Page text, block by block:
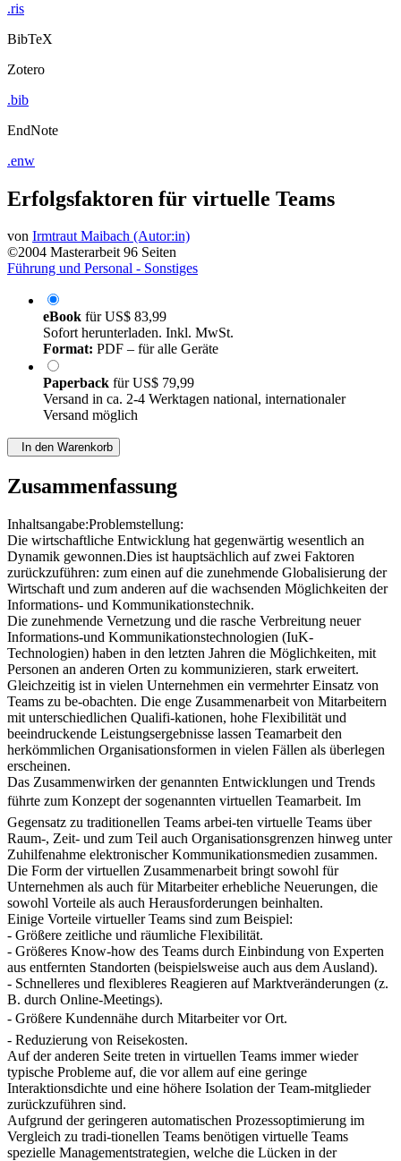
.ris
BibTeX
Zotero
.bib
EndNote
.enw
Erfolgsfaktoren für virtuelle Teams
von Irmtraut Maibach (Autor:in)
©2004 Masterarbeit 96 Seiten
Führung und Personal - Sonstiges
eBook fürUS$ 83,99
Sofort herunterladen. Inkl. MwSt.
Format: PDF – für alle Geräte
Paperback fürUS$ 79,99
Versand in ca. 2-4 Werktagen national, internationaler
Versand möglich
In den Warenkorb
Zusammenfassung
Inhaltsangabe:Problemstellung:
Die wirtschaftliche Entwicklung hat gegenwärtig wesentlich an
Dynamik gewonnen.Dies ist hauptsächlich auf zwei Faktoren
zurückzuführen: zum einen auf die zunehmende Globalisierung der
Wirtschaft und zum anderen auf die wachsenden Möglichkeiten der
Informations- und Kommunikationstechnik.
Die zunehmende Vernetzung und die rasche Verbreitung neuer
Informations-und Kommunikationstechnologien (IuK-
Technologien) haben in den letzten Jahren die Möglichkeiten, mit
Personen an anderen Orten zu kommunizieren, stark erweitert.
Gleichzeitig ist in vielen Unternehmen ein vermehrter Einsatz von
Teams zu be-obachten. Die enge Zusammenarbeit von Mitarbeitern
mit unterschiedlichen Qualifi-kationen, hohe Flexibilität und
beeindruckende Leistungsergebnisse lassen Teamarbeit den
herkömmlichen Organisationsformen in vielen Fällen als überlegen
erscheinen.
Das Zusammenwirken der genannten Entwicklungen und Trends
führte zum Konzept der sogenannten virtuellen Teamarbeit. Im
Gegensatz zu traditionellen Teams arbei-ten virtuelle Teams über
Raum-, Zeit- und zum Teil auch Organisationsgrenzen hinweg unter
Zuhilfenahme elektronischer Kommunikationsmedien zusammen.
Die Form der virtuellen Zusammenarbeit bringt sowohl für
Unternehmen als auch für Mitarbeiter erhebliche Neuerungen, die
sowohl Vorteile als auch Herausforderungen beinhalten.
Einige Vorteile virtueller Teams sind zum Beispiel:
- Größere zeitliche und räumliche Flexibilität.
- Größeres Know-how des Teams durch Einbindung von Experten
aus entfernten Standorten (beispielsweise auch aus dem Ausland).
- Schnelleres und flexibleres Reagieren auf Marktveränderungen (z.
B. durch Online-Meetings).
- Größere Kundennähe durch Mitarbeiter vor Ort.
- Reduzierung von Reisekosten.
Auf der anderen Seite treten in virtuellen Teams immer wieder
typische Probleme auf, die vor allem auf eine geringe
Interaktionsdichte und eine höhere Isolation der Team-mitglieder
zurückzuführen sind.
Aufgrund der geringeren automatischen Prozessoptimierung im
Vergleich zu tradi-tionellen Teams benötigen virtuelle Teams
spezielle Managementstrategien, welche die Lücken in der